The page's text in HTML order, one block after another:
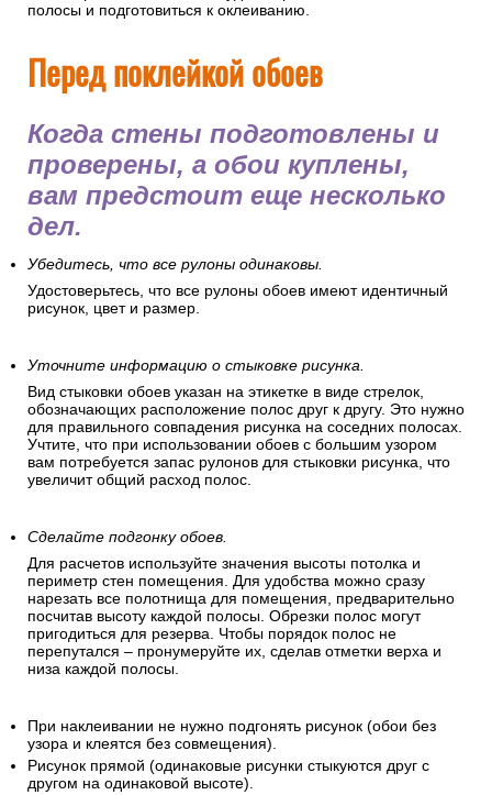
полосы и подготовиться к оклеиванию.
Перед поклейкой обоев
Когда стены подготовлены и
проверены, а обои куплены,
вам предстоит еще несколько
дел.
Убедитесь, что все рулоны одинаковы.
Удостоверьтесь, что все рулоны обоев имеют идентичный
рисунок, цвет и размер.
Уточните информацию о стыковке рисунка.
Вид стыковки обоев указан на этикетке в виде стрелок,
обозначающих расположение полос друг к другу. Это нужно
для правильного совпадения рисунка на соседних полосах.
Учтите, что при использовании обоев с большим узором
вам потребуется запас рулонов для стыковки рисунка, что
увеличит общий расход полос.
Сделайте подгонку обоев.
Для расчетов используйте значения высоты потолка и
периметр стен помещения. Для удобства можно сразу
нарезать все полотнища для помещения, предварительно
посчитав высоту каждой полосы. Обрезки полос могут
пригодиться для резерва. Чтобы порядок полос не
перепутался – пронумеруйте их, сделав отметки верха и
низа каждой полосы.
При наклеивании не нужно подгонять рисунок (обои без
узора и клеятся без совмещения).
Рисунок прямой (одинаковые рисунки стыкуются друг с
другом на одинаковой высоте).